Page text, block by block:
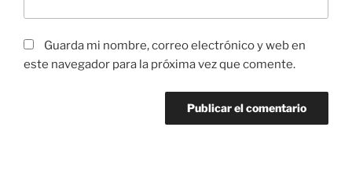
Guarda mi nombre, correo electrónico y web en
este navegador para la próxima vez que comente.